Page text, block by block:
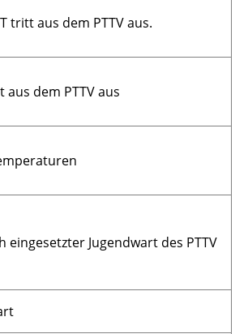
tritt aus dem PTTV aus.
aus dem PTTV aus
eingesetzter Jugendwart des PTTV